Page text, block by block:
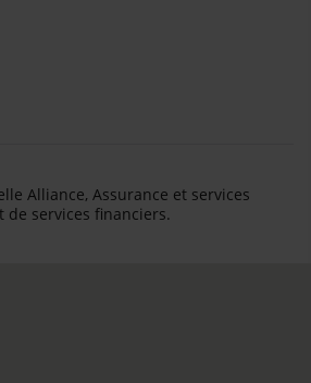
Alliance, Assurance et services
de services financiers.